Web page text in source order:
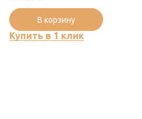
Купить в 1 клик
В корзину